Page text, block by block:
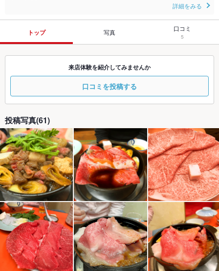
詳細をみる
トップ 写真 口コミ
5
来店体験を紹介してみませんか
口コミを投稿する
投稿写真(61)